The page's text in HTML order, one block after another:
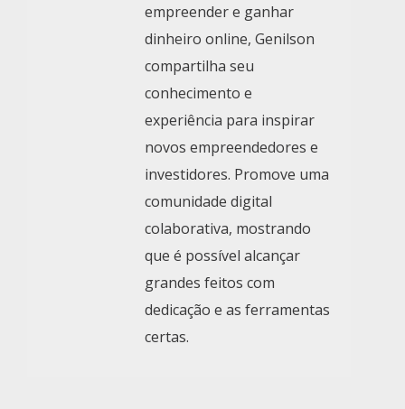
empreender e ganhar
dinheiro online, Genilson
compartilha seu
conhecimento e
experiência para inspirar
novos empreendedores e
investidores. Promove uma
comunidade digital
colaborativa, mostrando
que é possível alcançar
grandes feitos com
dedicação e as ferramentas
certas.